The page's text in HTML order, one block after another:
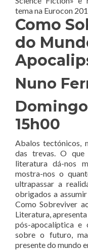
tema na Eurocon
Como
do
Nuno
15h00
Abalos tectónicos,
das trevas. O
literatura dá-nos
mostra-nos o
ultrapassar a
obrigados a
Como Sobreviver
Literatura,
pós-apocalíptica e
sobre o futuro,
presente do mundo